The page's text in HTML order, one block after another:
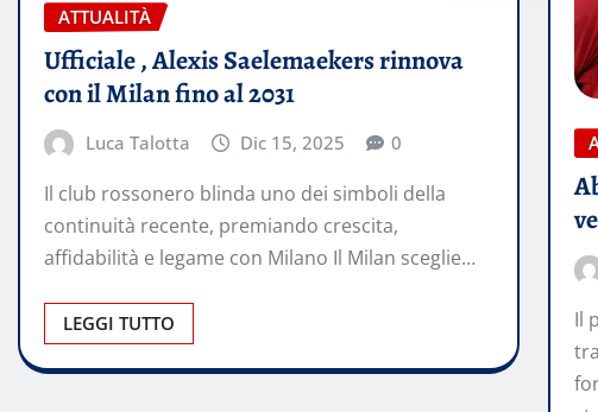
ATTUALITÀ
Ufficiale , Alexis Saelemaekers rinnova
con il Milan fino al 2031
Luca Talotta Dic 15, 2025 0
Il club rossonero blinda uno dei simboli della
continuità recente, premiando crescita,
affidabilità e legame con Milano Il Milan sceglie…
LEGGI TUTTO
Il